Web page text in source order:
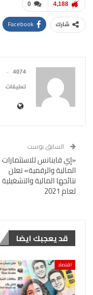
0 4,188
شارك Facebook
4074 المشاركات
تعليقات
السابق بوست
«إي فاينانس للاستثمارات
المالية والرقمية» تعلن
نتائجها المالية والتشغيلية
لعام 2021
قد يعجبك ايضا
اقتصاد